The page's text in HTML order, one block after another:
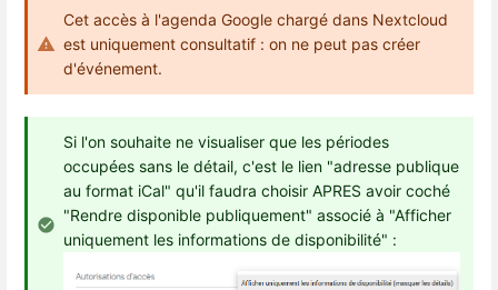
Cet accès à l'agenda Google chargé dans Nextcloud
est uniquement consultatif : on ne peut pas créer
d'événement.
Si l'on souhaite ne visualiser que les périodes
occupées sans le détail, c'est le lien "adresse publique
au format iCal" qu'il faudra choisir APRES avoir coché
"Rendre disponible publiquement" associé à "Afficher
uniquement les informations de disponibilité" :